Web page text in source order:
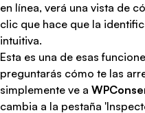
en línea, verá una vista de
clic que hace que la
intuitiva.
Esta es una de esas
preguntarás cómo te las
simplemente ve a
cambia a la pestaña